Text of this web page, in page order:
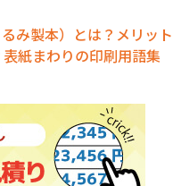
るみ製本）とは？メリッ
紙まわりの印刷用語集